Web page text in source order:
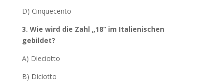
D) Cinquecento
3. Wie wird die Zahl „18“ im Italienischen
gebildet?
A) Dieciotto
B) Diciotto